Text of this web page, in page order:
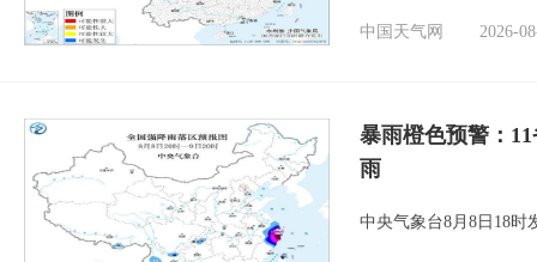
中国天气网 2026-
暴雨橙色预警：
雨
中央气象台8月8日18时